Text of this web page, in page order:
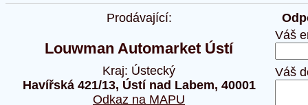
Prodávající:
Louwman Automarket Ústí
Kraj: Ústecký
Havířská 421/13, Ústí nad Labem, 40001
Odkaz na MAPU
Váš
Váš